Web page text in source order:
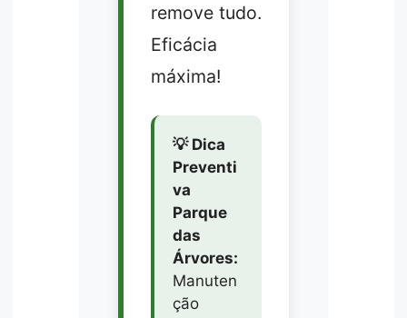
remove tudo.
Eficácia
máxima!
💡 Dica
Preventi
va
Parque
das
Árvores:
Manuten
ção